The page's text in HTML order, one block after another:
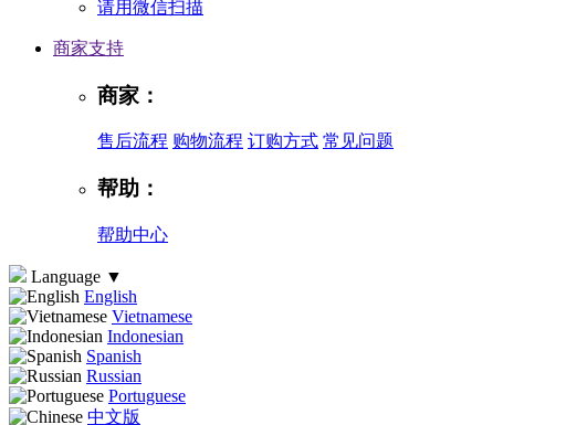
请用微信扫描
商家支持
商家：
售后流程 购物流程 订购方式 常见问题
帮助：
帮助中心
Language ▼
English
Vietnamese
Indonesian
Spanish
Russian
Portuguese
中文版